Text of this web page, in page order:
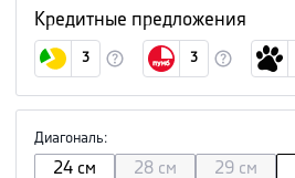
Кредитные предложения
3 3
Диагональ:
24 см 28 см 29 см